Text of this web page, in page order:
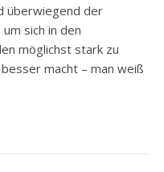
überwiegend der
sich in den
möglichst stark zu
macht – man weiß